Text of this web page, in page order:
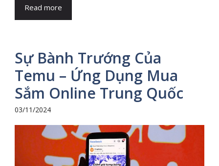
Read more
Sự Bành Trướng Của
Temu – Ứng Dụng Mua
Sắm Online Trung Quốc
03/11/2024